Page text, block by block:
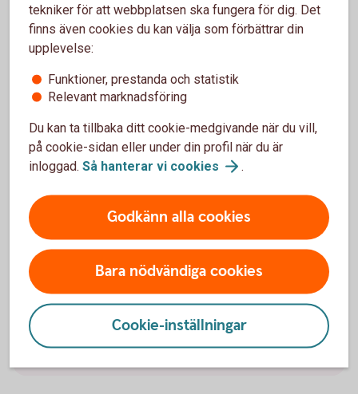
Support befintligt avtal
Behöver du hjälp med dina befintliga avtal hos oss?
Öppettider:
Vardagar kl. 9–15 (lunchstängt kl. 12–13).
Adress:
Swedbank
Leasing & Avbetalning
105 34 Stockholm
tekniker för att webbplatsen ska fungera för dig. Det
finns även cookies du kan välja som förbättrar din
upplevelse:
Funktioner, prestanda och statistik
Relevant marknadsföring
Du kan ta tillbaka ditt cookie-medgivande när du vill,
på cookie-sidan eller under din profil när du är
inloggad. Så hanterar vi cookies .
Godkänn alla cookies
Bara nödvändiga cookies
Cookie-inställningar